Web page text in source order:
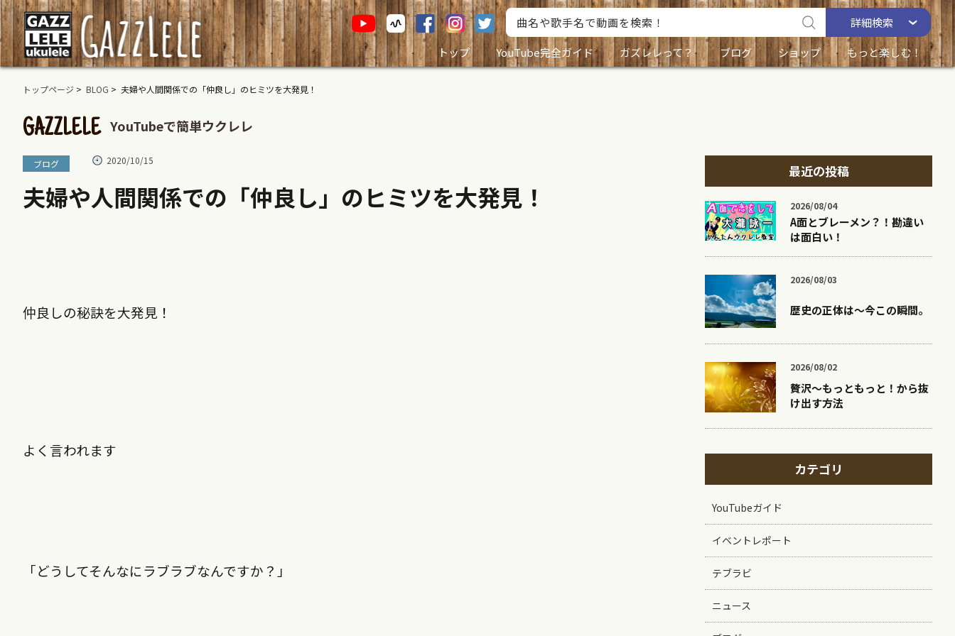
詳細検索
トップ
YouTube完全ガイド ガズレレって？ ブログ ショップ もっと楽しむ！
トップページ > BLOG > 夫婦や人間関係での「仲良し」のヒミツを大発見！
GAZZLELE YouTubeで簡単ウクレレ
ブログ 2020/10/15
夫婦や人間関係での「仲良し」のヒミツを大発見！
仲良しの秘訣を大発見！
よく言われます
「どうしてそんなにラブラブなんですか？」
最近の投稿
2026/08/04
A面とブレーメン？！勘違い
は面白い！
2026/08/03
歴史の正体は〜今この瞬間。
2026/08/02
贅沢〜もっともっと！から抜
け出す方法
カテゴリ
YouTubeガイド
イベントレポート
テブラビ
ニュース